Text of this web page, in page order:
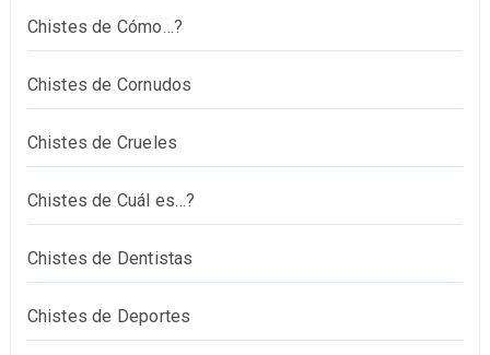
Chistes de Cómo…?
Chistes de Cornudos
Chistes de Crueles
Chistes de Cuál es…?
Chistes de Dentistas
Chistes de Deportes